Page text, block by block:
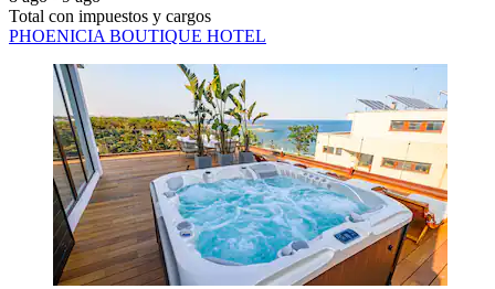
Total con impuestos y cargos
PHOENICIA BOUTIQUE HOTEL